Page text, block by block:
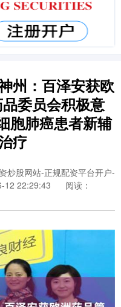
州：百泽安获欧
委员会积极意
胞肺癌患者新辅
疗
炒股网站-正规配资平台开户-
12 22:29:43
阅读：